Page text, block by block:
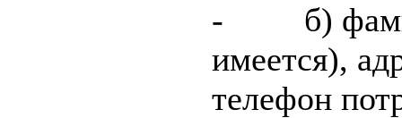
- б)
имеется),
телефон